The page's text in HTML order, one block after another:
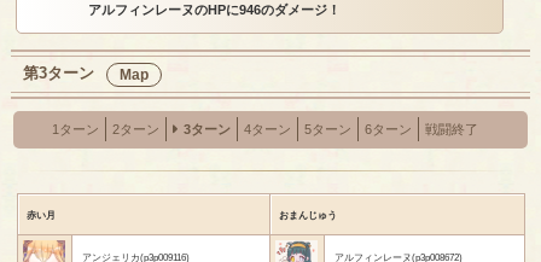
アルフィンレーヌのHPに946のダメージ！
第3ターン Map
1ターン 2ターン 3ターン 4ターン 5ターン 6ターン 戦闘終了
赤い月 おまんじゅう
アンジェリカ(p3p009116) アルフィンレーヌ(p3p008672)